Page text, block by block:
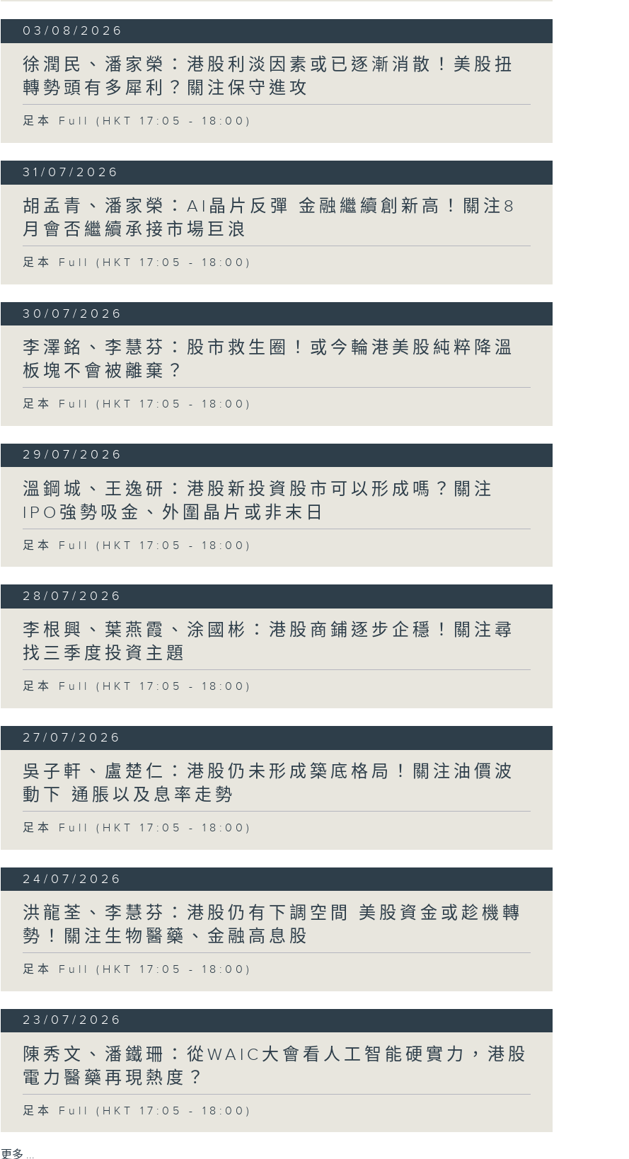
03/08/2026
徐潤民、潘家榮：港股利淡因素或已逐漸消散！美股扭
轉勢頭有多犀利？關注保守進攻
足本 Full (HKT 17:05 - 18:00)
31/07/2026
胡孟青、潘家榮：AI晶片反彈 金融繼續創新高！關注8
月會否繼續承接市場巨浪
足本 Full (HKT 17:05 - 18:00)
30/07/2026
李澤銘、李慧芬：股市救生圈！或今輪港美股純粹降溫
板塊不會被離棄？
足本 Full (HKT 17:05 - 18:00)
29/07/2026
溫鋼城、王逸研：港股新投資股市可以形成嗎？關注
IPO強勢吸金、外圍晶片或非末日
足本 Full (HKT 17:05 - 18:00)
28/07/2026
李根興、葉燕霞、涂國彬：港股商鋪逐步企穩！關注尋
找三季度投資主題
足本 Full (HKT 17:05 - 18:00)
27/07/2026
吳子軒、盧楚仁：港股仍未形成築底格局！關注油價波
動下 通脹以及息率走勢
足本 Full (HKT 17:05 - 18:00)
24/07/2026
洪龍荃、李慧芬：港股仍有下調空間 美股資金或趁機轉
勢！關注生物醫藥、金融高息股
足本 Full (HKT 17:05 - 18:00)
23/07/2026
陳秀文、潘鐵珊：從WAIC大會看人工智能硬實力，港股
電力醫藥再現熱度？
足本 Full (HKT 17:05 - 18:00)
更多 ...